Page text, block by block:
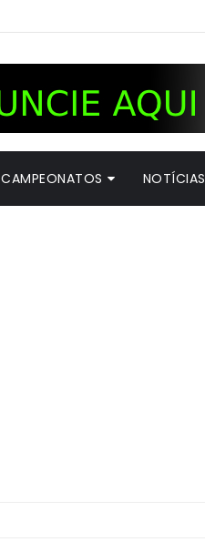
CAMPEONATOS NOTÍCIAS